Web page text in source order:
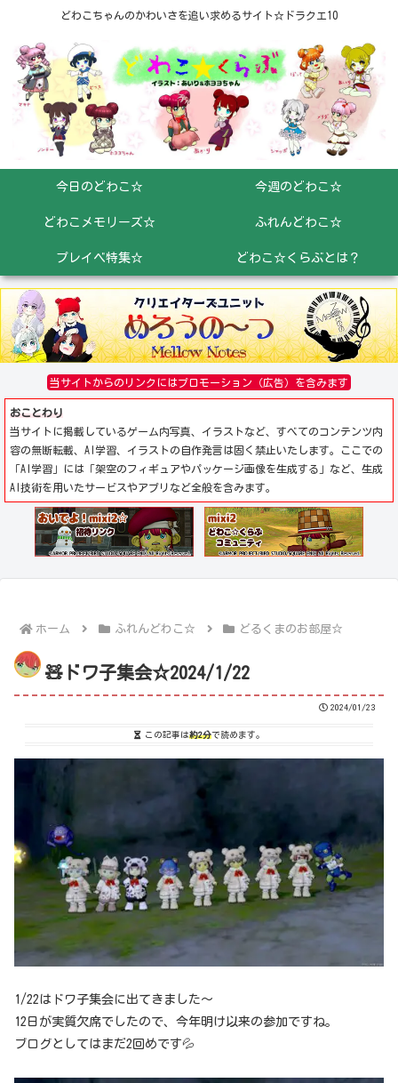
どわこちゃんのかわいさを追い求めるサイト☆ドラクエ10
今日のどわこ☆ 今週のどわこ☆
どわこメモリーズ☆ ふれんどわこ☆
プレイベ特集☆ どわこ☆くらぶとは？
当サイトからのリンクにはプロモーション（広告）を含みます
おことわり
当サイトに掲載しているゲーム内写真、イラストなど、すべてのコンテンツ内
容の無断転載、AI学習、イラストの自作発言は固く禁止いたします。ここでの
「AI学習」には「架空のフィギュアやパッケージ画像を生成する」など、生成
AI技術を用いたサービスやアプリなど全般を含みます。
ホーム ふれんどわこ☆ どるくまのお部屋☆
🧸ドワ子集会☆2024/1/22
2024/01/23
この記事は約2分で読めます。
1/22はドワ子集会に出てきました～
12日が実質欠席でしたので、今年明け以来の参加ですね。
ブログとしてはまだ2回めです💦